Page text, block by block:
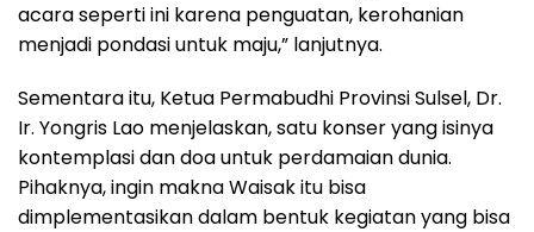
acara seperti ini karena penguatan, kerohanian
menjadi pondasi untuk maju,” lanjutnya.
Sementara itu, Ketua Permabudhi Provinsi Sulsel, Dr.
Ir. Yongris Lao menjelaskan, satu konser yang isinya
kontemplasi dan doa untuk perdamaian dunia.
Pihaknya, ingin makna Waisak itu bisa
dimplementasikan dalam bentuk kegiatan yang bisa